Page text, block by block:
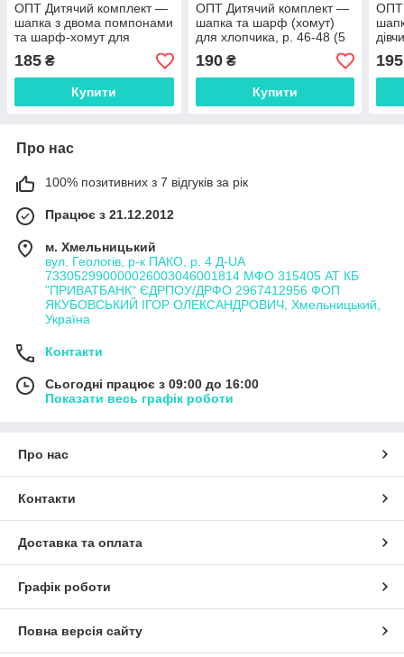
ОПТ Дитячий комплект —
шапка з двома помпонами
та шарф-хомут для
дівчинки, 46-48 (5 шт./
набір)
185 ₴
Купити
ОПТ Дитячий комплект —
шапка та шарф (хомут)
для хлопчика, р. 46-48 (5
шт./набір)
190₴
Купити
ОПТ
195
Про нас
100% позитивних з 7 відгуків за рік
Працює з 21.12.2012
м. Хмельницький
вул. Геологів, р-к ПАКО, р. 4 Д-UA
733052990000026003046001814 МФО 315405 АТ КБ
"ПРИВАТБАНК" ЄДРПОУ/ДРФО 2967412956 ФОП
ЯКУБОВСЬКИЙ ІГОР ОЛЕКСАНДРОВИЧ, Хмельницький,
Україна
Контакти
Сьогодні працює з 09:00 до 16:00
Показати весь графік роботи
Про нас
Контакти
Доставка та оплата
Графік роботи
Повна версія сайту